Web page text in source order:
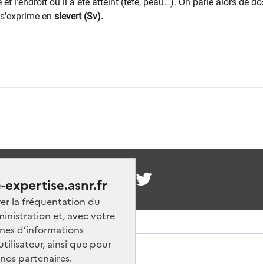
expertise.asnr.fr
la fréquentation du
et, avec votre
d’informations
ainsi que pour
partenaires.
et l’endroit où il a été atteint (tête, peau…). On parle alors de
en sievert (Sv).